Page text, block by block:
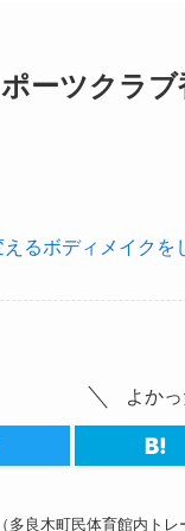
ーツクラブ
るボディメイク
よか
多良木町民体育館内トレ